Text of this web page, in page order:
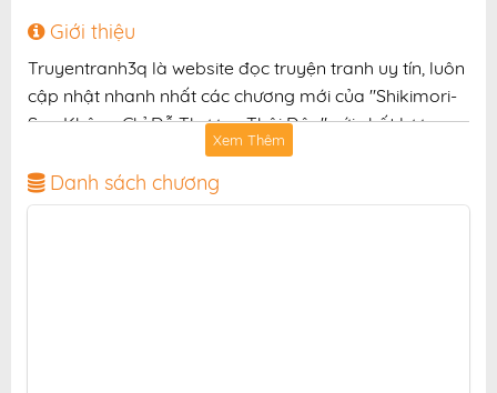
Giới thiệu
Truyentranh3q là website đọc truyện tranh uy tín, luôn
cập nhật nhanh nhất các chương mới của "Shikimori-
San Không Chỉ Dễ Thương Thôi Đâu" với chất lượng
hình ảnh sắc nét, bản dịch chuẩn và giao diện thân
thiện, mang đến trải nghiệm đọc truyện hấp dẫn, tiện
lợi, hoàn toàn miễn phí cho độc giả yêu thích truyện
Xem Thêm
Danh sách chương